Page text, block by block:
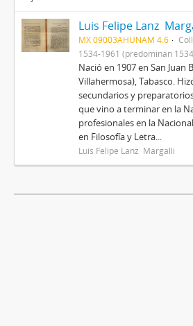
Luis Felipe Lanz
MX 09003AHUNAM 4.6
1534-1961 (predominan
Nació en 1907 en San Juan
Villahermosa), Tabasco.
secundarios y
que vino a terminar en la
profesionales en la
en Filosofía y Letra...
Luis Felipe Lanz Margalli